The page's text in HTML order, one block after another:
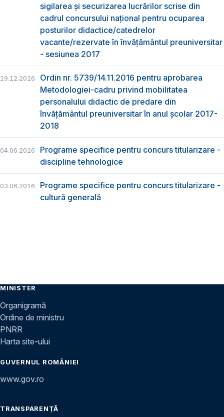
sigilarea și securizarea lucrărilor scrise din
cadrul concursului național pentru ocuparea
posturilor didactice/catedrelor
vacante/rezervate în învățământul preuniversitar
- sesiunea 2017
19.12.2016
Ordin nr. 5739/14.11.2016 pentru aprobarea
Metodologiei-cadru privind mobilitatea
personalului didactic de predare din
învăţământul preuniversitar în anul şcolar 2017-
2018
04.06.2016
Programe specifice pentru concurs titularizare -
discipline tehnologice
03.06.2016
Programe specifice pentru concurs titularizare -
cultură generală
MINISTER
Organigramă
Ordine de ministru
PNRR
Harta site-ului
GUVERNUL ROMÂNIEI
www.gov.ro
TRANSPARENȚĂ